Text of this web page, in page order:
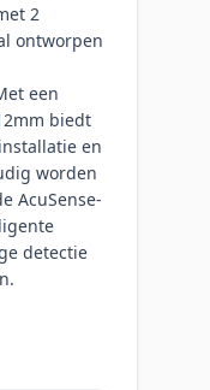
2
ontworpen
een
biedt
en
worden
AcuSense-
detectie